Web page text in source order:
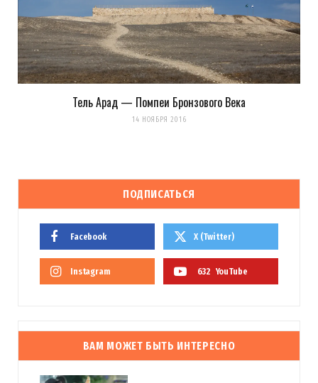
Тель Арад — Помпеи Бронзового Века
14 НОЯБРЯ 2016
ПОДПИСАТЬСЯ
Facebook X (Twitter)
Instagram 632 YouTube
ВАМ МОЖЕТ БЫТЬ ИНТЕРЕСНО